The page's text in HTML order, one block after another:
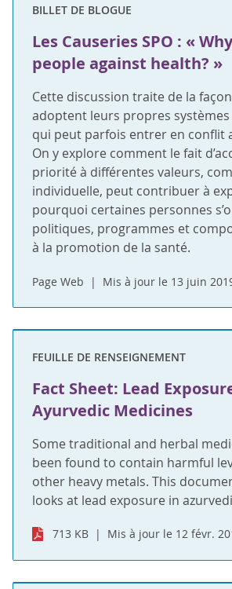
BILLET DE BLOGUE
Les Causeries SPO : «
people against health? »
Cette discussion traite de la
adoptent leurs propres systèmes
qui peut parfois entrer en conflit
On y explore comment le fait
priorité à différentes valeurs,
individuelle, peut contribuer à
pourquoi certaines personnes
politiques, programmes et
à la promotion de la santé.
Page Web Mis à jour le 13 juin
FEUILLE DE RENSEIGNEMENT
Fact Sheet: Lead
Ayurvedic Medicines
Some traditional and herbal
been found to contain harmful
other heavy metals. This
looks at lead exposure in
713 KB Mis à jour le 12 févr.